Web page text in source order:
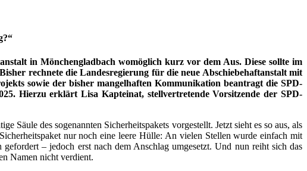
in Mönchengladbach womöglich kurz vor dem Aus. Diese sollte im
rechnete die Landesregierung für die neue Abschiebehaftanstalt mit
sowie der bisher mangelhaften Kommunikation beantragt die SPD-
Hierzu erklärt Lisa Kapteinat, stellvertretende Vorsitzende der SPD-
des sogenannten Sicherheitspakets vorgestellt. Jetzt sieht es so aus, als
nur noch eine leere Hülle: An vielen Stellen wurde einfach mit
– jedoch erst nach dem Anschlag umgesetzt. Und nun reiht sich das
Namen nicht verdient.